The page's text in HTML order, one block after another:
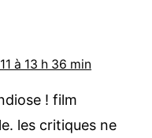
à 13 h 36 min
! film
les critiques ne